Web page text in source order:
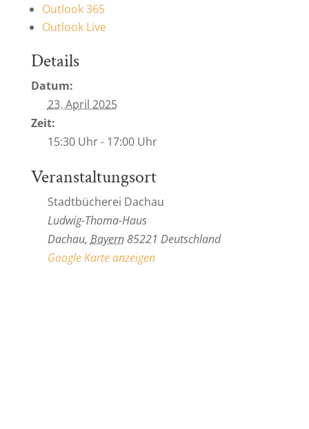
Outlook 365
Outlook Live
Details
Datum:
23. April 2025
Zeit:
15:30 Uhr - 17:00 Uhr
Veranstaltungsort
Stadtbücherei Dachau
Ludwig-Thoma-Haus
Dachau, Bayern85221 Deutschland
Google Karte anzeigen